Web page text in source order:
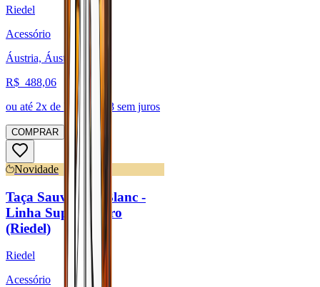
Riedel
Acessório
Áustria, Áustria
R$ 488,06
ou até 2x de R$ 244,03 sem juros
COMPRAR
Novidade
Taça Sauvignon Blanc -
Linha Superleggero
(Riedel)
Riedel
Acessório